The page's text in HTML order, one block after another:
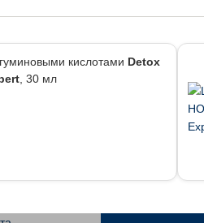
кислотами Detox
, 30 мл